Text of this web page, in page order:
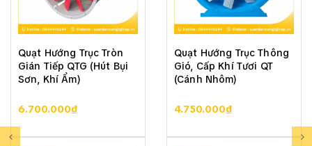
Quạt Hướng Trục Tròn
Gián Tiếp QTG (Hút Bụi
Sơn, Khí Ẩm)
6.700.000₫
Quạt Hướng Trục Thông
Gió, Cấp Khí Tươi QT
(Cánh Nhôm)
4.750.000₫